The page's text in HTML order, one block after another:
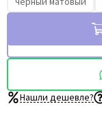
Нашли дешевле?